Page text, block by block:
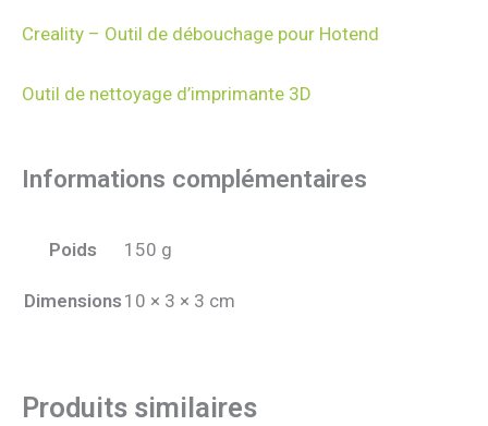
Creality – Outil de débouchage pour Hotend
Outil de nettoyage d’imprimante 3D
Informations complémentaires
Poids 150 g
Dimensions 10 × 3 × 3 cm
Produits similaires